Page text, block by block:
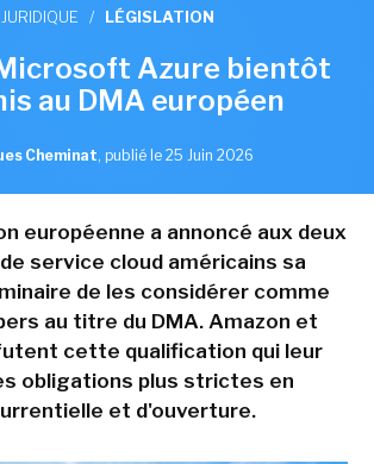
JURIDIQUE / LÉGISLATION
Azure bientôt
au DMA européen
Cheminat, publié le 25 Juin 2026
européenne a annoncé aux deux
service cloud américains sa
de les considérer comme
au titre du DMA. Amazon et
cette qualification qui leur
obligations plus strictes en
et d'ouverture.